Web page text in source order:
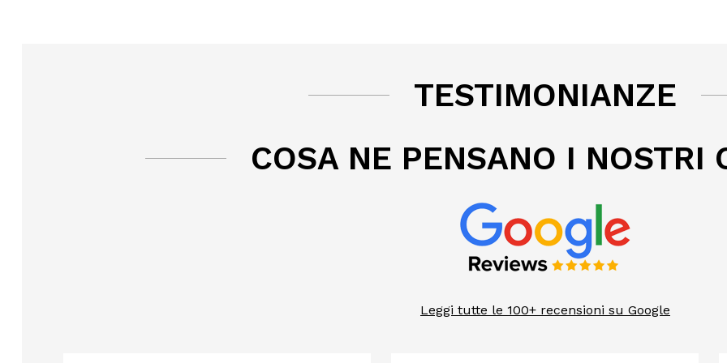
TESTIMONIANZE
COSA NE PENSANO I NOSTRI
Leggi tutte le 100+ recensioni su Google